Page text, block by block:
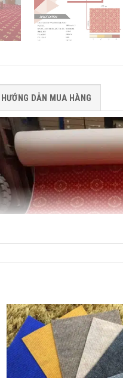
HƯỚNG DẪN MUA HÀNG